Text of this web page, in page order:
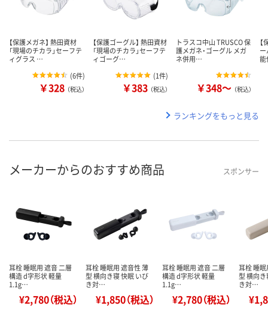
【保護メガネ】 熱田資材
「現場のチカラ」セーフテ
ィグラス …
(6件)
￥328 （税込）
【保護ゴーグル】 熱田資材
「現場のチカラ」セーフテ
ィゴーグ…
(1件)
￥383 （税込）
トラスコ中山 TRUSCO 保
護メガネ・ゴーグル メガ
ネ併用…
￥348～ （税込）
ランキングをもっと見る
メーカーからのおすすめ商品 スポンサー
耳栓 睡眠用 遮音 二層
構造 d字形状 軽量
1.1g…
¥2,780（税込）
耳栓 睡眠用 遮音性 薄
型 横向き寝 快眠 いび
き対…
¥1,850（税込）
耳栓 睡眠用 遮音 二層
構造 d字形状 軽量
1.1g…
¥2,780（税込）
耳栓 睡
型 横向
き対…